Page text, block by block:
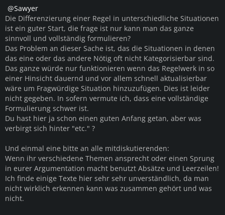
Sawyer
Die Differenzierung einer Regel in unterschiedliche Situationen
ist ein guter Start, die frage ist nur kann man das ganze
sinnvoll und vollständig formulieren?
Das Problem an dieser Sache ist, das die Situationen in denen
das eine oder das andere Nötig oft nicht Kategorisierbar sind.
Das ganze würde nur funktionieren wenn das Regelwerk in so
einer Hinsicht dauernd und vor allem schnell aktualisierbar
wäre um Fragwürdige Situation hinzuzufügen. Dies ist leider
nicht gegeben. In sofern vermute ich, dass eine vollständige
Formulierung schwer ist.
Du hast hier ja schon einen guten Anfang getan, aber was
verbirgt sich hinter "etc." ?
Und einmal eine bitte an alle mitdiskutierenden:
Wenn ihr verschiedene Themen ansprecht oder einen Sprung
in eurer Argumentation macht benutzt Absätze und Leerzeilen!
Ich finde einige Texte hier sehr sehr unverständlich, da man
nicht wirklich erkennen kann was zusammen gehört und was
nicht.